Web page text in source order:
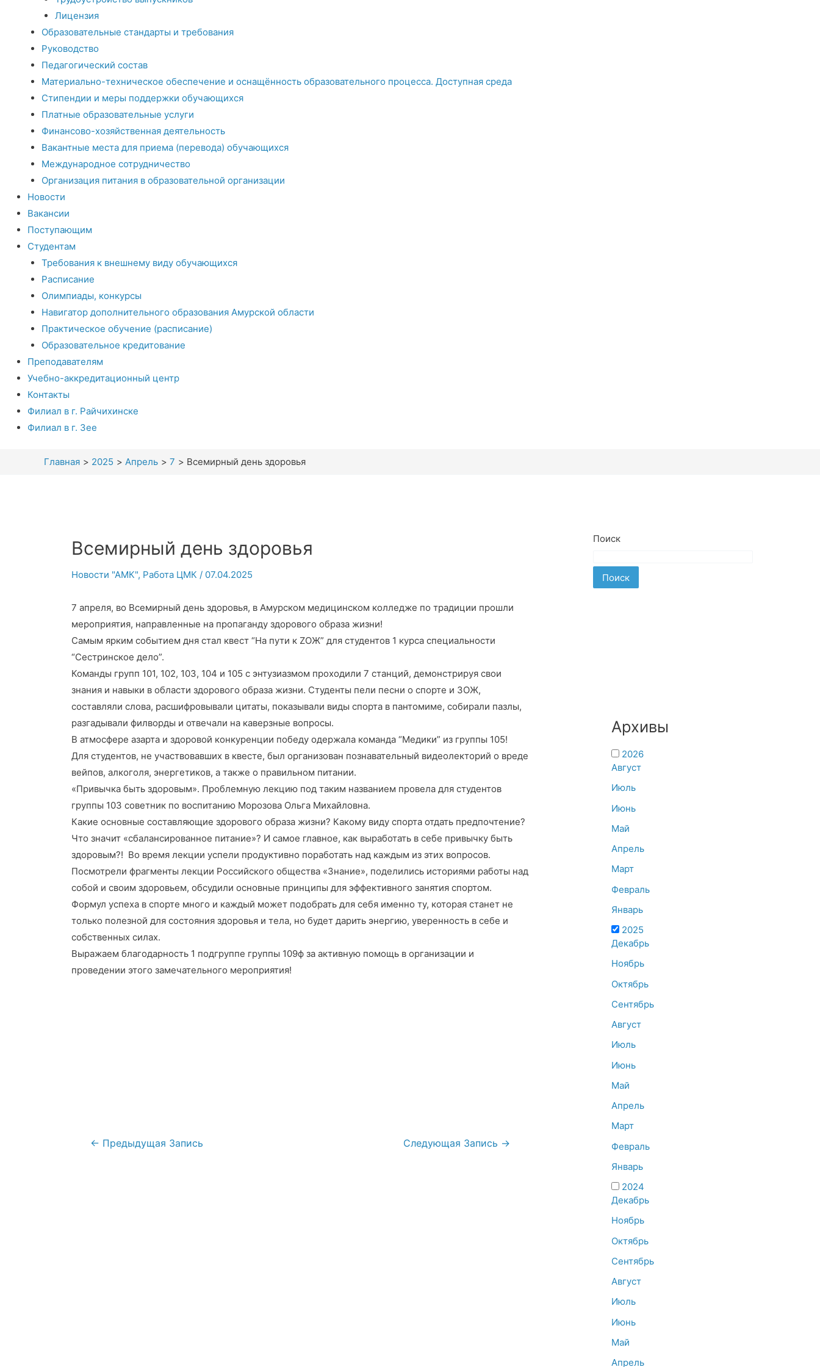
Лицензия
Образовательные стандарты и требования
Руководство
Педагогический состав
Материально-техническое обеспечение и оснащённость образовательного процесса. Доступная среда
Стипендии и меры поддержки обучающихся
Платные образовательные услуги
Финансово-хозяйственная деятельность
Вакантные места для приема (перевода) обучающихся
Международное сотрудничество
Организация питания в образовательной организации
Новости
Вакансии
Поступающим
Студентам
Требования к внешнему виду обучающихся
Расписание
Олимпиады, конкурсы
Навигатор дополнительного образования Амурской области
Практическое обучение (расписание)
Образовательное кредитование
Преподавателям
Учебно-аккредитационный центр
Контакты
Филиал в г. Райчихинске
Филиал в г. Зее
Главная 2025 Апрель 7 Всемирный день здоровья
Всемирный день здоровья
Новости "АМК", Работа ЦМК / 07.04.2025
7 апреля, во Всемирный день здоровья, в Амурском медицинском колледже по традиции прошли
мероприятия, направленные на пропаганду здорового образа жизни!
Самым ярким событием дня стал квест “На пути к ZОЖ” для студентов 1 курса специальности
“Сестринское дело”.
Команды групп 101, 102, 103, 104 и 105 с энтузиазмом проходили 7 станций, демонстрируя свои
знания и навыки в области здорового образа жизни. Студенты пели песни о спорте и ЗОЖ,
составляли слова, расшифровывали цитаты, показывали виды спорта в пантомиме, собирали пазлы,
разгадывали филворды и отвечали на каверзные вопросы.
В атмосфере азарта и здоровой конкуренции победу одержала команда “Медики” из группы 105!
Для студентов, не участвовавших в квесте, был организован познавательный видеолекторий о вреде
вейпов, алкоголя, энергетиков, а также о правильном питании.
«Привычка быть здоровым». Проблемную лекцию под таким названием провела для студентов
группы 103 советник по воспитанию Морозова Ольга Михайловна.
Какие основные составляющие здорового образа жизни? Какому виду спорта отдать предпочтение?
Что значит «сбалансированное питание»? И самое главное, как выработать в себе привычку быть
здоровым?! Во время лекции успели продуктивно поработать над каждым из этих вопросов.
Посмотрели фрагменты лекции Российского общества «Знание», поделились историями работы над
собой и своим здоровьем, обсудили основные принципы для эффективного занятия спортом.
Формул успеха в спорте много и каждый может подобрать для себя именно ту, которая станет не
только полезной для состояния здоровья и тела, но будет дарить энергию, уверенность в себе и
собственных силах.
Выражаем благодарность 1 подгруппе группы 109ф за активную помощь в организации и
проведении этого замечательного мероприятия!
Навигация
← Предыдущая Запись Следующая Запись →
Поиск
Поиск
Архивы
2026
Август
Июль
Июнь
Май
Апрель
Март
Февраль
Январь
2025
Декабрь
Ноябрь
Октябрь
Сентябрь
Август
Июль
Июнь
Май
Апрель
Март
Февраль
Январь
2024
Декабрь
Ноябрь
Октябрь
Сентябрь
Август
Июль
Июнь
Май
Апрель